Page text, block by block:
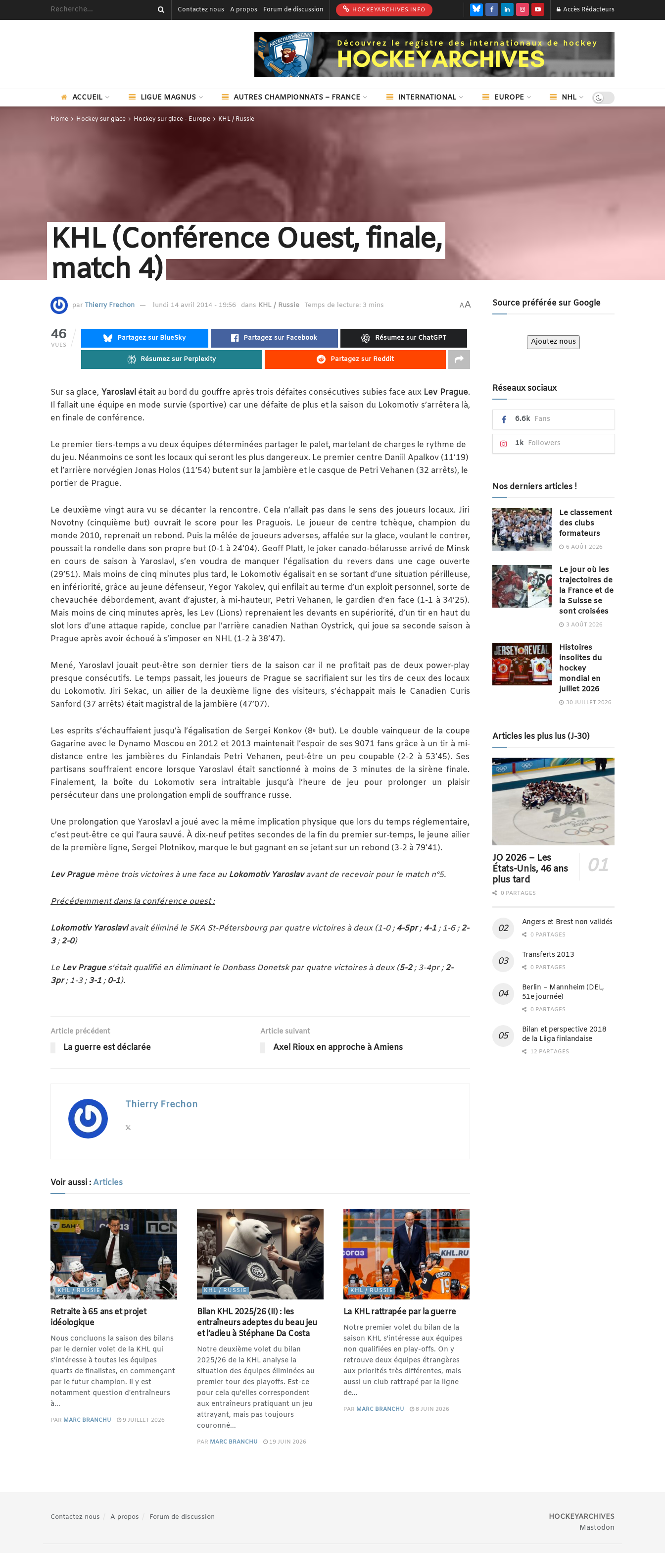
Contactez nous A propos Forum de discussion HOCKEYARCHIVES.INFO Accès Rédacteurs
ACCUEIL LIGUE MAGNUS AUTRES CHAMPIONNATS – FRANCE INTERNATIONAL EUROPE NHL
Home Hockey sur glace Hockey sur glace - Europe KHL / Russie
KHL (Conférence Ouest, finale,
match 4)
par Thierry Frechon lundi 14 avril 2014 - 19:56 dans KHL / Russie Temps de lecture: 3 mins AA
46
VUES
Partagez sur BlueSky Partagez sur Facebook Résumez sur ChatGPT
Résumez sur Perplexity Partagez sur Reddit
Sur sa glace, Yaroslavlétait au bord du gouffre après trois défaites consécutives subies face aux Lev Prague.
Il fallait une équipe en mode survie (sportive) car une défaite de plus et la saison du Lokomotiv s’arrêtera là,
en finale de conférence.
Le premier tiers-temps a vu deux équipes déterminées partager le palet, martelant de charges le rythme de
du jeu. Néanmoins ce sont les locaux qui seront les plus dangereux. Le premier centre Daniil Apalkov (11’19)
et l’arrière norvégien Jonas Holos (11’54) butent sur la jambière et le casque de Petri Vehanen (32 arrêts), le
portier de Prague.
Le deuxième vingt aura vu se décanter la rencontre. Cela n’allait pas dans le sens des joueurs locaux. Jiri
Novotny (cinquième but) ouvrait le score pour les Praguois. Le joueur de centre tchèque, champion du
monde 2010, reprenait un rebond. Puis la mêlée de joueurs adverses, affalée sur la glace, voulant le contrer,
poussait la rondelle dans son propre but (0-1 à 24’04). Geoff Platt, le joker canado-bélarusse arrivé de Minsk
en cours de saison à Yaroslavl, s’en voudra de manquer l’égalisation du revers dans une cage ouverte
(29’51). Mais moins de cinq minutes plus tard, le Lokomotiv égalisait en se sortant d’une situation périlleuse,
en infériorité, grâce au jeune défenseur, Yegor Yakolev, qui enfilait au terme d’un exploit personnel, sorte de
chevauchée débordement, avant d’ajuster, à mi-hauteur, Petri Vehanen, le gardien d’en face (1-1 à 34’25).
Mais moins de cinq minutes après, les Lev (Lions) reprenaient les devants en supériorité, d’un tir en haut du
slot lors d’une attaque rapide, conclue par l’arrière canadien Nathan Oystrick, qui joue sa seconde saison à
Prague après avoir échoué à s’imposer en NHL (1-2 à 38’47).
Mené, Yaroslavl jouait peut-être son dernier tiers de la saison car il ne profitait pas de deux power-play
presque consécutifs. Le temps passait, les joueurs de Prague se sacrifiaient sur les tirs de ceux des locaux
du Lokomotiv. Jiri Sekac, un ailier de la deuxième ligne des visiteurs, s’échappait mais le Canadien Curis
Sanford (37 arrêts) était magistral de la jambière (47’07).
Les esprits s’échauffaient jusqu’à l’égalisation de Sergei Konkov (8e but). Le double vainqueur de la coupe
Gagarine avec le Dynamo Moscou en 2012 et 2013 maintenait l’espoir de ses 9071 fans grâce à un tir à mi-
distance entre les jambières du Finlandais Petri Vehanen, peut-être un peu coupable (2-2 à 53’45). Ses
partisans souffraient encore lorsque Yaroslavl était sanctionné à moins de 3 minutes de la sirène finale.
Finalement, la boîte du Lokomotiv sera intraitable jusqu’à l’heure de jeu pour prolonger un plaisir
persécuteur dans une prolongation empli de souffrance russe.
Une prolongation que Yaroslavl a joué avec la même implication physique que lors du temps réglementaire,
c’est peut-être ce qui l’aura sauvé. À dix-neuf petites secondes de la fin du premier sur-temps, le jeune ailier
de la première ligne, Sergei Plotnikov, marque le but gagnant en se jetant sur un rebond (3-2 à 79’41).
Lev Prague mène trois victoires à une face au Lokomotiv Yaroslavavant de recevoir pour le match n°5.
Précédemment dans la conférence ouest :
Lokomotiv Yaroslavlavait éliminé le SKA St-Pétersbourg par quatre victoires à deux (1-0 ;4-5pr;4-1; 1-6 ;2-
3;2-0)
Le Lev Pragues’était qualifié en éliminant le Donbass Donetsk par quatre victoires à deux (5-2; 3-4pr ;2-
3pr; 1-3 ;3-1; 0-1).
Article précédent
La guerre est déclarée
Article suivant
Axel Rioux en approche à Amiens
Thierry Frechon
Voir aussi :Articles
KHL / RUSSIE
Retraite à 65 ans et projet
idéologique
Nous concluons la saison des bilans
par le dernier volet de la KHL qui
s'intéresse à toutes les équipes
quarts de finalistes, en commençant
par le futur champion. Il y est
notamment question d'entraîneurs
à...
PAR MARC BRANCHU 9 JUILLET 2026
KHL / RUSSIE
Bilan KHL 2025/26 (II) : les
entraîneurs adeptes du beau jeu
et l’adieu à Stéphane Da Costa
Notre deuxième volet du bilan
2025/26 de la KHL analyse la
situation des équipes éliminées au
premier tour des playoffs. Est-ce
pour cela qu'elles correspondent
aux entraîneurs pratiquant un jeu
attrayant, mais pas toujours
couronné...
PAR MARC BRANCHU 19 JUIN 2026
KHL / RUSSIE
La KHL rattrapée par la guerre
Notre premier volet du bilan de la
saison KHL s'intéresse aux équipes
non qualifiées en play-offs. On y
retrouve deux équipes étrangères
aux priorités très différentes, mais
aussi un club rattrapé par la ligne
de...
PAR MARC BRANCHU 8 JUIN 2026
Source préférée sur Google
Ajoutez nous
Réseaux sociaux
6.6k Fans
1k Followers
Nos derniers articles !
Le classement
des clubs
formateurs
6 AOÛT 2026
Le jour où les
trajectoires de
la France et de
la Suisse se
sont croisées
3 AOÛT 2026
Histoires
insolites du
hockey
mondial en
juillet 2026
30 JUILLET 2026
Articles les plus lus (J-30)
JO 2026 – Les
États-Unis, 46 ans
plus tard
0 PARTAGES
Angers et Brest non validés
0 PARTAGES
Transferts 2013
0 PARTAGES
Berlin – Mannheim (DEL,
51e journée)
0 PARTAGES
Bilan et perspective 2018
de la Liiga finlandaise
12 PARTAGES
Contactez nous A propos Forum de discussion
HOCKEYARCHIVES
Mastodon